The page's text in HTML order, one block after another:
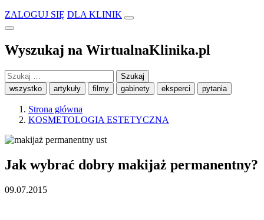
ZALOGUJ SIĘ DLA KLINIK
Wyszukaj na WirtualnaKlinika.pl
Szukaj:
wszystko artykuły filmy gabinety eksperci pytania
Strona główna
KOSMETOLOGIA ESTETYCZNA
Jak wybrać dobry makijaż permanentny?
09.07.2015